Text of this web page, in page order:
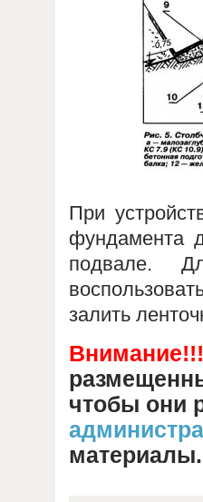
При
фундамента
подвале.
залить
Внимание!!!
чтобы они
материалы.